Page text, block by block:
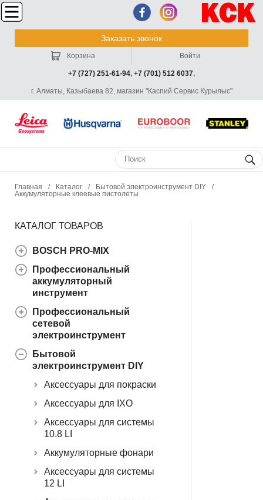
Заказать звонок
+7 (727) 251-61-94, +7 (701) 512 6037,
г. Алматы, Казыбаева 82, магазин "Каспий Сервис Курылыс"
Корзина Войти
Главная / Каталог / Бытовой электроинструмент DIY
/
Аккумуляторные клеевые пистолеты
КАТАЛОГ ТОВАРОВ
BOSCH PRO-MIX
Профессиональный
аккумуляторный
инструмент
Профессиональный
сетевой
электроинструмент
Бытовой
электроинструмент DIY
Аксессуары для покраски
Аксессуары для IXO
Аксессуары для системы
10.8 LI
Аккумуляторные фонари
Аксессуары для системы
12 LI